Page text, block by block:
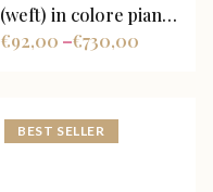
(weft) in colore piano
marrone e biondo
92,00
€ – 730,00
€
BEST SELLER